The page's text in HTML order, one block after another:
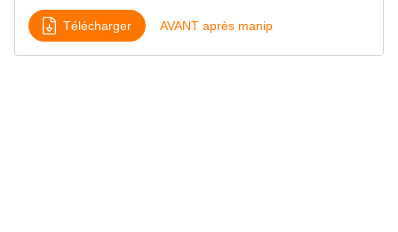
Télécharger AVANT après manip